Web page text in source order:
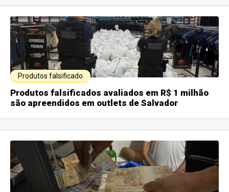
Produtos falsificado
Produtos falsificados avaliados em R$ 1 milhão
são apreendidos em outlets de Salvador